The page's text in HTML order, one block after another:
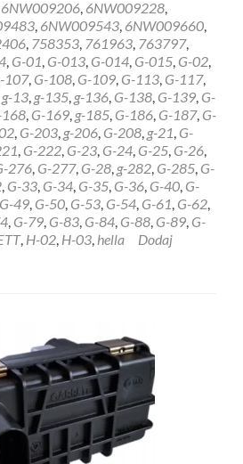
about
REGENERACJA
STEROWNIK
HELLA
GARRETT
6NW009228
Olsztyn
6NW009206, 6NW009228,
, 6NW009543, 6NW009660,
, 758353, 761963, 763797,
, G-01, G-013, G-014, G-015, G-02,
107, G-108, G-109, G-113, G-117,
g-13, g-135, g-136, G-138, G-139, G-
168, G-169, g-185, G-186, G-187, G-
, G-203, g-206, G-208, g-21, G-
, G-222, G-23, G-24, G-25, G-26,
276, G-277, G-28, g-282, G-285, G-
, G-33, G-34, G-35, G-36, G-40, G-
G-49, G-50, G-53, G-54, G-61, G-62,
, G-79, G-83, G-84, G-88, G-89, G-
, H-02, H-03, hella
Dodaj